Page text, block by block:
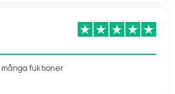
många fuktioner